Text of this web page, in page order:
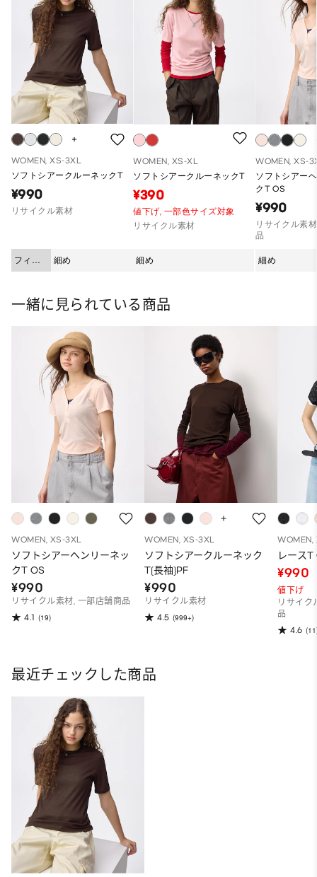
WOMEN, XS-3XL
ソフトシアークルーネックT
¥990
リサイクル素材
フィッ
ト
細め
WOMEN, XS-XL
ソフトシアークルーネックT
¥390
値下げ, 一部色サイズ対象
リサイクル素材
細め
WOMEN, XS-
ソフトシアー
クT OS
¥990
リサイクル素
品
細め
一緒に見られている商品
WOMEN, XS-3XL
ソフトシアーヘンリーネッ
クT OS
¥990
リサイクル素材, 一部店舗商品
4.1 (19)
WOMEN, XS-3XL
ソフトシアークルーネック
T(長袖)PF
¥990
リサイクル素材
4.5 (999+)
WOMEN,
レースT
¥990
値下げ
リサイク
品
4.6
最近チェックした商品